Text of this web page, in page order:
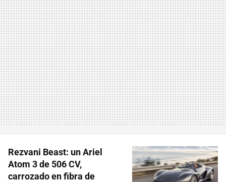
Rezvani Beast: un Ariel
Atom 3 de 506 CV,
carrozado en fibra de